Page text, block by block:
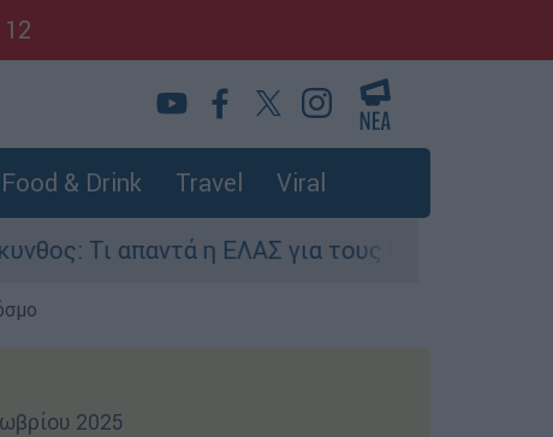
Food & Drink Travel Viral
η ΕΛΑΣ για τους 8 βιασμούς τουριστριών -
2025